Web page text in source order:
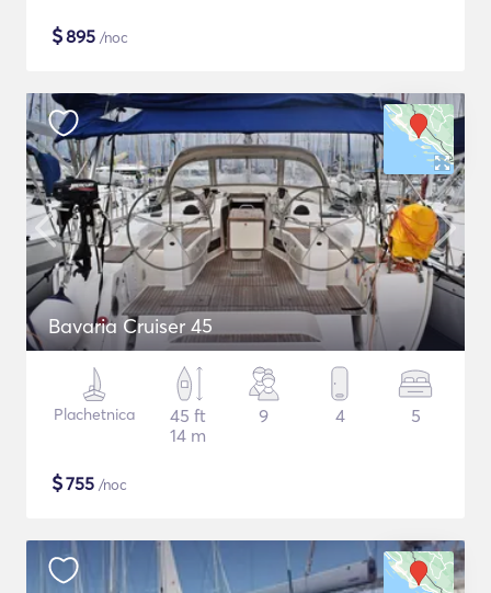
$895 /noc
Bavaria Cruiser 45
Plachetnica
45 ft
14 m
9 4 5
$755 /noc